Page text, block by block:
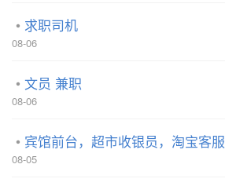
求职司机
08-06
文员 兼职
08-06
宾馆前台，超市收银员，淘宝客服
08-05